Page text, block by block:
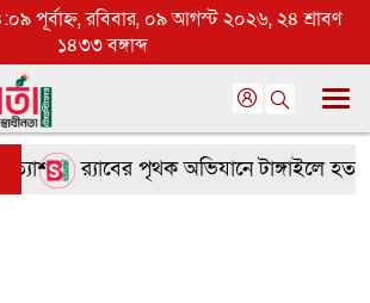
পূর্বাহ্ন, রবিবার, ০৯ আগস্ট ২০২৬, ২৪ শ্রাবণ
১৪৩৩ বঙ্গাব্দ
র‌্যাবের পৃথক অভিযানে টাঙ্গাইলে হত্যা